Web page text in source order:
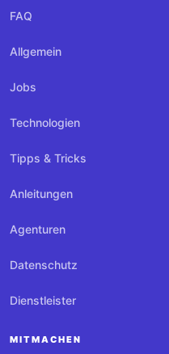
FAQ
Allgemein
Jobs
Technologien
Tipps & Tricks
Anleitungen
Agenturen
Datenschutz
Dienstleister
MITMACHEN